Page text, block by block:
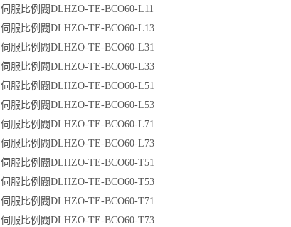
伺服比例閥DLHZO-TE-BCO60-L11
伺服比例閥DLHZO-TE-BCO60-L13
伺服比例閥DLHZO-TE-BCO60-L31
伺服比例閥DLHZO-TE-BCO60-L33
伺服比例閥DLHZO-TE-BCO60-L51
伺服比例閥DLHZO-TE-BCO60-L53
伺服比例閥DLHZO-TE-BCO60-L71
伺服比例閥DLHZO-TE-BCO60-L73
伺服比例閥DLHZO-TE-BCO60-T51
伺服比例閥DLHZO-TE-BCO60-T53
伺服比例閥DLHZO-TE-BCO60-T71
伺服比例閥DLHZO-TE-BCO60-T73